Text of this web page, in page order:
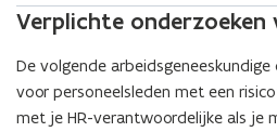
Verplichte
De volgende
voor personeelsleden met een
met je HR-verantwoordelijke als je